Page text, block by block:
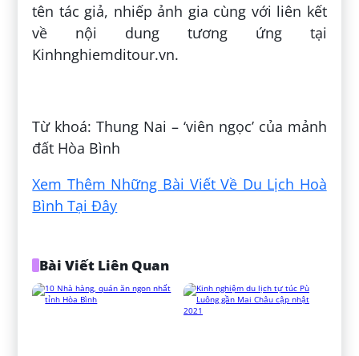
tên tác giả, nhiếp ảnh gia cùng với liên kết
về nội dung tương ứng tại
Kinhnghiemditour.vn.
Từ khoá: Thung Nai – ‘viên ngọc’ của mảnh
đất Hòa Bình
Xem Thêm Những Bài Viết Về Du Lịch Hoà
Bình Tại Đây
Bài Viết Liên Quan